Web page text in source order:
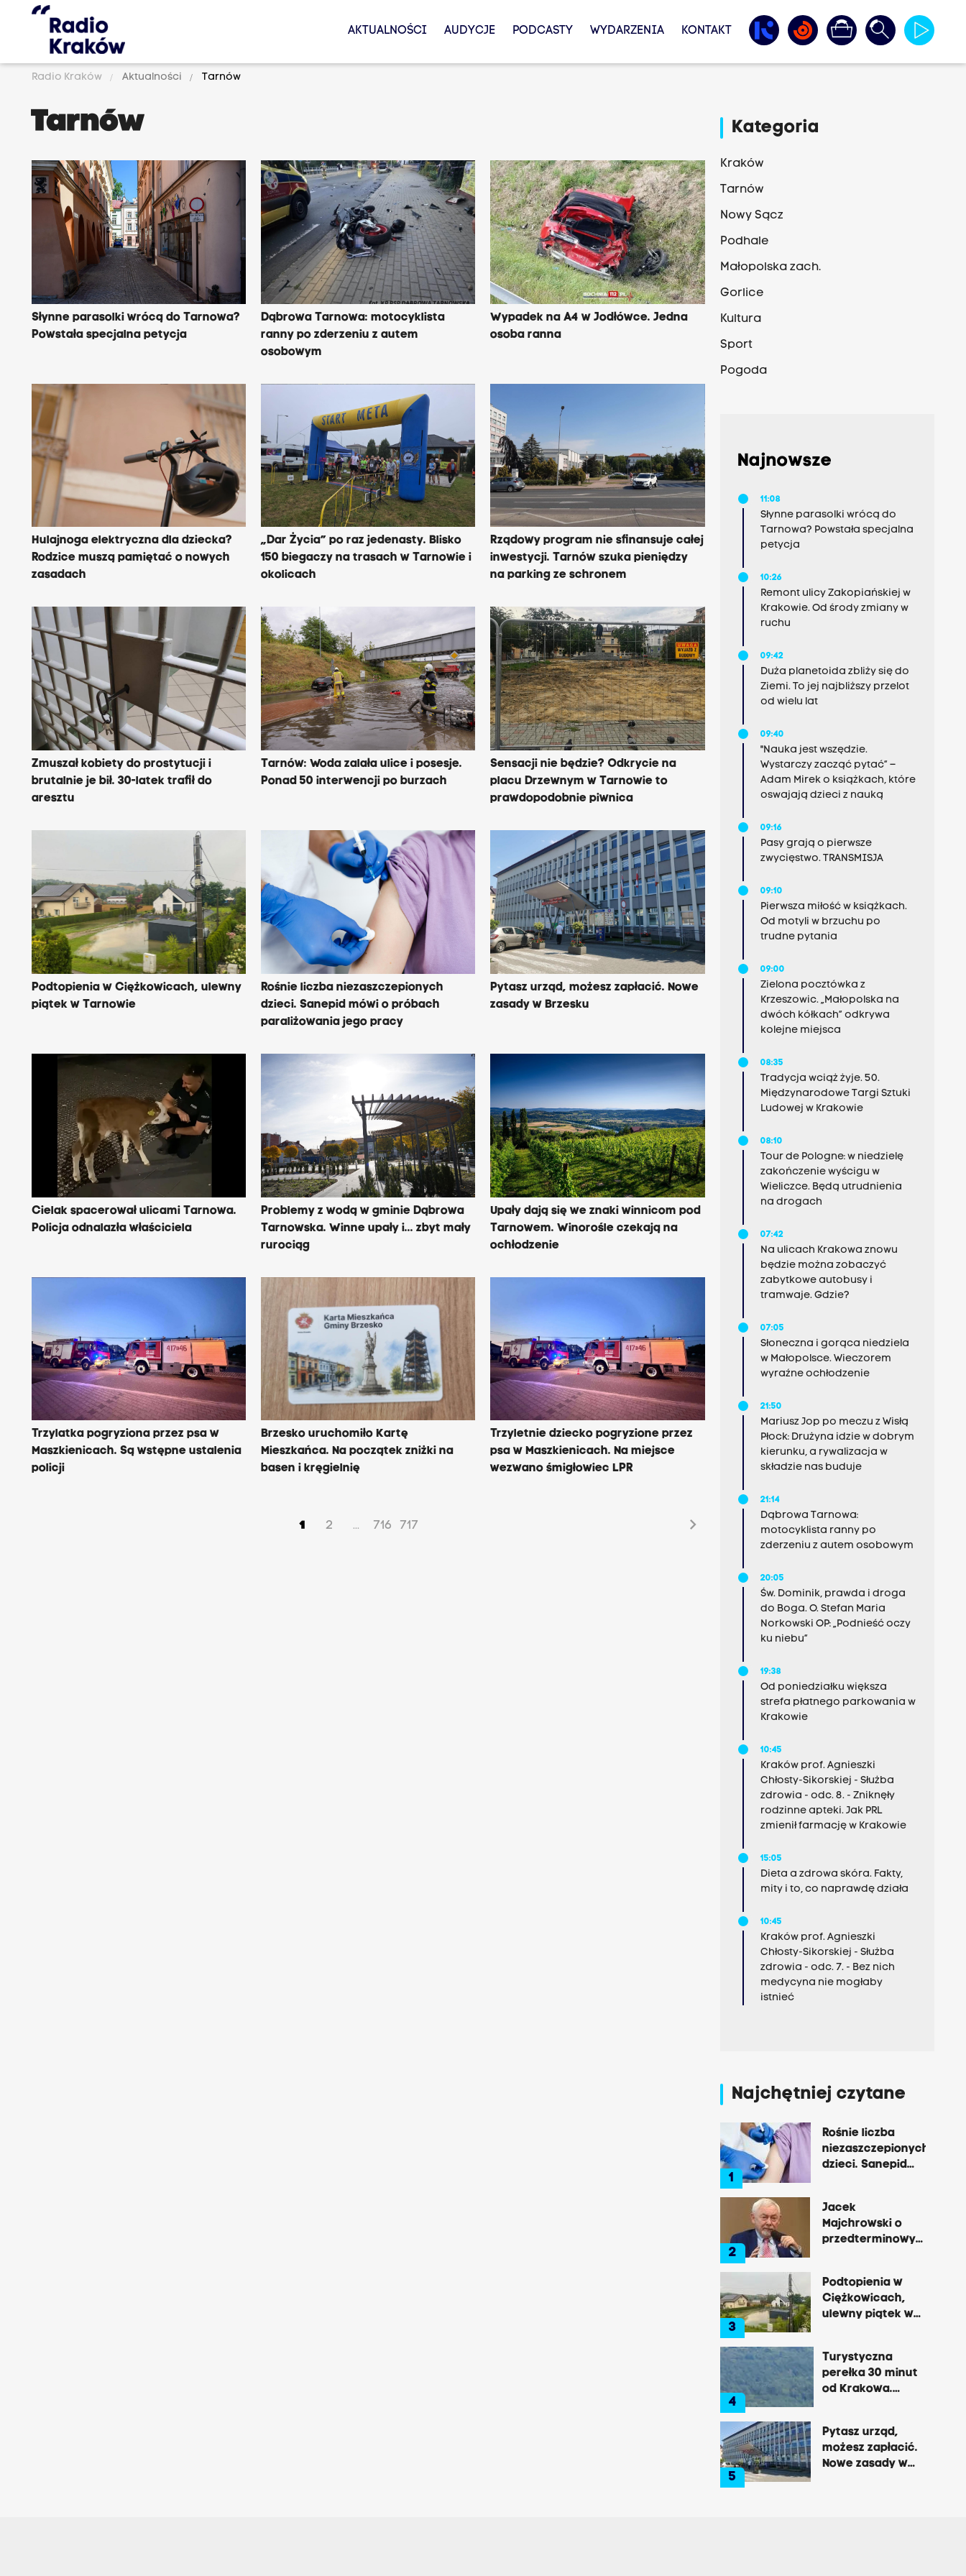
AKTUALNOŚCI AUDYCJE PODCASTY WYDARZENIA KONTAKT
Radio Kraków Aktualności Tarnów
Tarnów
Słynne parasolki wrócą do Tarnowa?
Powstała specjalna petycja
Dąbrowa Tarnowa: motocyklista
ranny po zderzeniu z autem
osobowym
Wypadek na A4 w Jodłówce. Jedna
osoba ranna
Hulajnoga elektryczna dla dziecka?
Rodzice muszą pamiętać o nowych
zasadach
„Dar Życia” po raz jedenasty. Blisko
150 biegaczy na trasach w Tarnowie i
okolicach
Rządowy program nie sfinansuje całej
inwestycji. Tarnów szuka pieniędzy
na parking ze schronem
Zmuszał kobiety do prostytucji i
brutalnie je bił. 30-latek trafił do
aresztu
Tarnów: Woda zalała ulice i posesje.
Ponad 50 interwencji po burzach
Sensacji nie będzie? Odkrycie na
placu Drzewnym w Tarnowie to
prawdopodobnie piwnica
Podtopienia w Ciężkowicach, ulewny
piątek w Tarnowie
Rośnie liczba niezaszczepionych
dzieci. Sanepid mówi o próbach
paraliżowania jego pracy
Pytasz urząd, możesz zapłacić. Nowe
zasady w Brzesku
Cielak spacerował ulicami Tarnowa.
Policja odnalazła właściciela
Problemy z wodą w gminie Dąbrowa
Tarnowska. Winne upały i... zbyt mały
rurociąg
Upały dają się we znaki winnicom pod
Tarnowem. Winorośle czekają na
ochłodzenie
Trzylatka pogryziona przez psa w
Maszkienicach. Są wstępne ustalenia
policji
Brzesko uruchomiło Kartę
Mieszkańca. Na początek zniżki na
basen i kręgielnię
Trzyletnie dziecko pogryzione przez
psa w Maszkienicach. Na miejsce
wezwano śmigłowiec LPR
1 2 ... 716 717 chevron_right
Kategoria
Kraków
Tarnów
Nowy Sącz
Podhale
Małopolska zach.
Gorlice
Kultura
Sport
Pogoda
Najnowsze
11:08
Słynne parasolki wrócą do
Tarnowa? Powstała specjalna
petycja
10:26
Remont ulicy Zakopiańskiej w
Krakowie. Od środy zmiany w
ruchu
09:42
Duża planetoida zbliży się do
Ziemi. To jej najbliższy przelot
od wielu lat
09:40
"Nauka jest wszędzie.
Wystarczy zacząć pytać” –
Adam Mirek o książkach, które
oswajają dzieci z nauką
09:16
Pasy grają o pierwsze
zwycięstwo. TRANSMISJA
09:10
Pierwsza miłość w książkach.
Od motyli w brzuchu po
trudne pytania
09:00
Zielona pocztówka z
Krzeszowic. „Małopolska na
dwóch kółkach” odkrywa
kolejne miejsca
08:35
Tradycja wciąż żyje. 50.
Międzynarodowe Targi Sztuki
Ludowej w Krakowie
08:10
Tour de Pologne: w niedzielę
zakończenie wyścigu w
Wieliczce. Będą utrudnienia
na drogach
07:42
Na ulicach Krakowa znowu
będzie można zobaczyć
zabytkowe autobusy i
tramwaje. Gdzie?
07:05
Słoneczna i gorąca niedziela
w Małopolsce. Wieczorem
wyraźne ochłodzenie
21:50
Mariusz Jop po meczu z Wisłą
Płock: Drużyna idzie w dobrym
kierunku, a rywalizacja w
składzie nas buduje
21:14
Dąbrowa Tarnowa:
motocyklista ranny po
zderzeniu z autem osobowym
20:05
Św. Dominik, prawda i droga
do Boga. O. Stefan Maria
Norkowski OP: „Podnieść oczy
ku niebu”
19:38
Od poniedziałku większa
strefa płatnego parkowania w
Krakowie
10:45
Kraków prof. Agnieszki
Chłosty-Sikorskiej - Służba
zdrowia - odc. 8. - Zniknęły
rodzinne apteki. Jak PRL
zmienił farmację w Krakowie
15:05
Dieta a zdrowa skóra. Fakty,
mity i to, co naprawdę działa
10:45
Kraków prof. Agnieszki
Chłosty-Sikorskiej - Służba
zdrowia - odc. 7. - Bez nich
medycyna nie mogłaby
istnieć
Najchętniej czytane
1
Rośnie liczba
niezaszczepionych
dzieci. Sanepid
jego pracy
2
Jacek
Majchrowski o
przedterminowych
zabawą w
Kraków”
3
Podtopienia w
Ciężkowicach,
ulewny piątek w
4
Turystyczna
perełka 30 minut
od Krakowa.
do lasu
5
Pytasz urząd,
możesz zapłacić.
Nowe zasady w